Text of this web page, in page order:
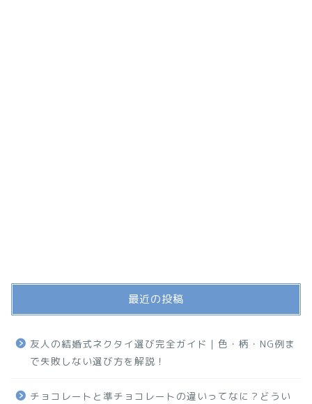
最近の投稿
友人の結婚式ネクタイ選び完全ガイド｜色・柄・NG例ま
で失敗しない選び方を解説！
チョコレートと準チョコレートの違いってなに？どうい